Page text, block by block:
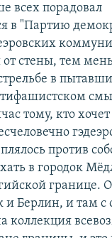
всех порадовал
в "Партию
стены, тем
в
тому, кто
против
в городок
границе.
и Берлин, и там с
коллекция